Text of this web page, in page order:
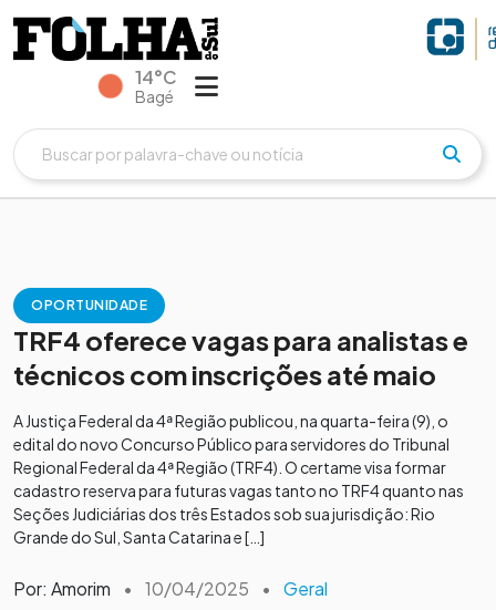
14°C
Bagé
OPORTUNIDADE
TRF4 oferece vagas para analistas e
técnicos com inscrições até maio
A Justiça Federal da 4ª Região publicou, na quarta-feira (9), o
edital do novo Concurso Público para servidores do Tribunal
Regional Federal da 4ª Região (TRF4). O certame visa formar
cadastro reserva para futuras vagas tanto no TRF4 quanto nas
Seções Judiciárias dos três Estados sob sua jurisdição: Rio
Grande do Sul, Santa Catarina e […]
Por: Amorim • 10/04/2025 • Geral